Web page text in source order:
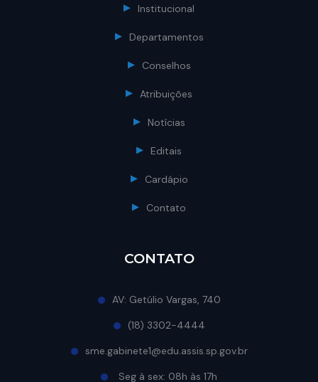
Institucional
Departamentos
Conselhos
Atribuições
Notícias
Editais
Cardápio
Contato
CONTATO
AV: Getúlio Vargas, 740
(18) 3302-4444
sme.gabinete1@edu.assis.sp.gov.br
Seg à sex: 08h às 17h